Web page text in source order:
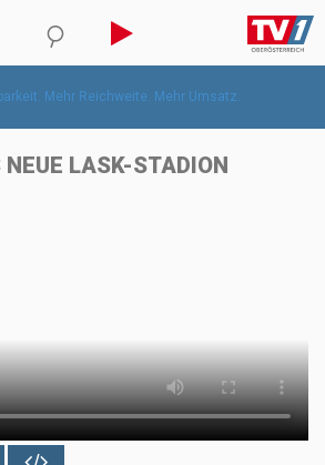
NEUE LASK-STADION